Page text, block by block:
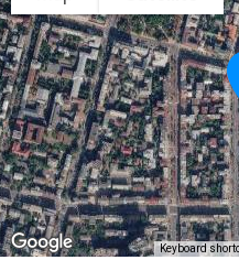
Keyboard